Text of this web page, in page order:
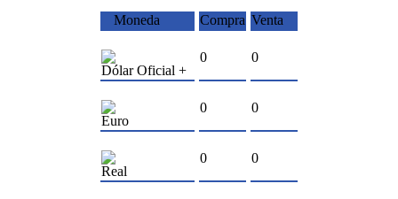
Moneda Compra Venta
Dólar Oficial +
0 0
Euro
0 0
Real
0 0